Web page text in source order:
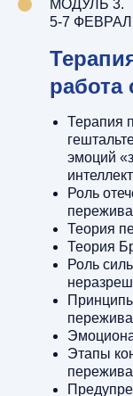
МОДУЛЬ 3.
5-7
работа
Терапия
эмоций
Роль
Теория
Теория
Роль
Этапы